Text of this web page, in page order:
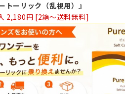
トーリック（乱視用）』
2,180円 [2箱～送料無料]